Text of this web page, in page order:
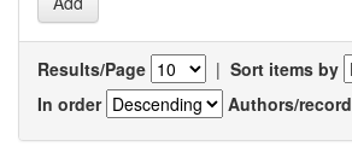
Results/Page | Sort items by
In order
Authors/record